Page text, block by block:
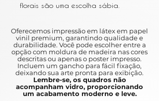
florais são uma escolha sábia.
leve e arejada.
When you are ready to upgrade
your space, floral paintings are a
wise choice.
Choose an impressionist style or
watercolor for a light and airy
Oferecemos impressão em látex em papel
vinil premium, garantindo qualidade e
durabilidade. Você pode escolher entre a
opção com moldura de madeira nas cores
descritas ou apenas o poster impresso.
Incluem um gancho para fácil fixação,
deixando sua arte pronta para exibição.
Lembre-se, os quadros não
acompanham vidro, proporcionando
um acabamento moderno e leve.